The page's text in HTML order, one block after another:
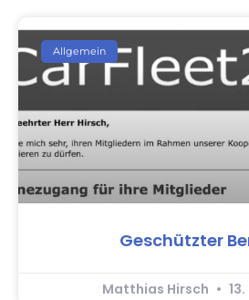
Allgemein
Geschützter
Matthias Hirsch